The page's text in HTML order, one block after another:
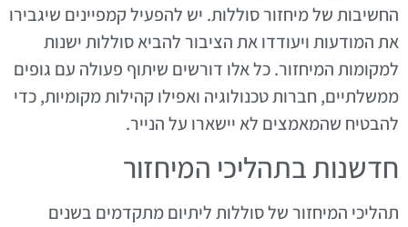
החשיבות של מיחזור סוללות. יש להפעיל קמפיינים שיגבירו
את המודעות ויעודדו את הציבור להביא סוללות ישנות
למקומות המיחזור. כל אלו דורשים שיתוף פעולה עם גופים
ממשלתיים, חברות טכנולוגיה ואפילו קהילות מקומיות, כדי
להבטיח שהמאמצים לא יישארו על הנייר.
חדשנות בתהליכי המיחזור
תהליכי המיחזור של סוללות ליתיום מתקדמים בשנים